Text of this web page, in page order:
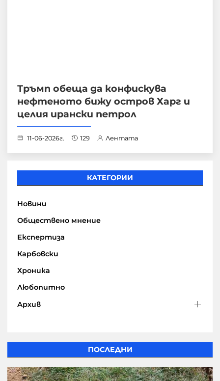
Тръмп обеща да конфискува
нефтеното бижу остров Харг и
целия ирански петрол
11-06-2026г. 129 Лентата
КАТЕГОРИИ
Новини
Обществено мнение
Експертиза
Карбовски
Хроника
Любопитно
Архив
ПОСЛЕДНИ